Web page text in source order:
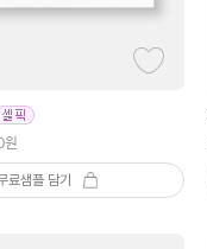
원
료샘플 담기